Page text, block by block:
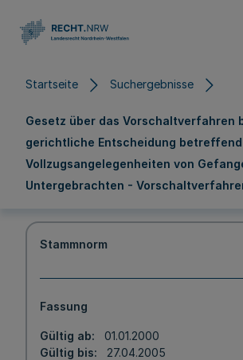
Startseite Suchergebnisse
Gesetz über das Vorschaltverfahren
gerichtliche Entscheidung
Vollzugsangelegenheiten von
Untergebrachten -
Stammnorm
Fassung
Gültig ab
01.01.2000
Gültig bis
27.04.2005